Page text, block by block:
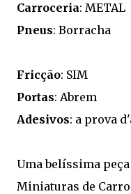
Carroceria: METAL
Pneus: Borracha
Fricção: SIM
Portas: Abrem
Adesivos: a prova
Uma belíssima
Miniaturas de